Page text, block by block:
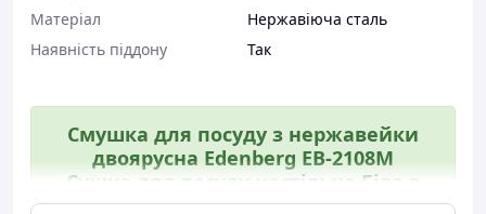
Матеріал
Нержавіюча сталь
Наявність піддону
Так
Смушка для посуду з нержавейки
двоярусна Edenberg EB-2108M
Сушка для посуду настільна Біла з
кропленнями